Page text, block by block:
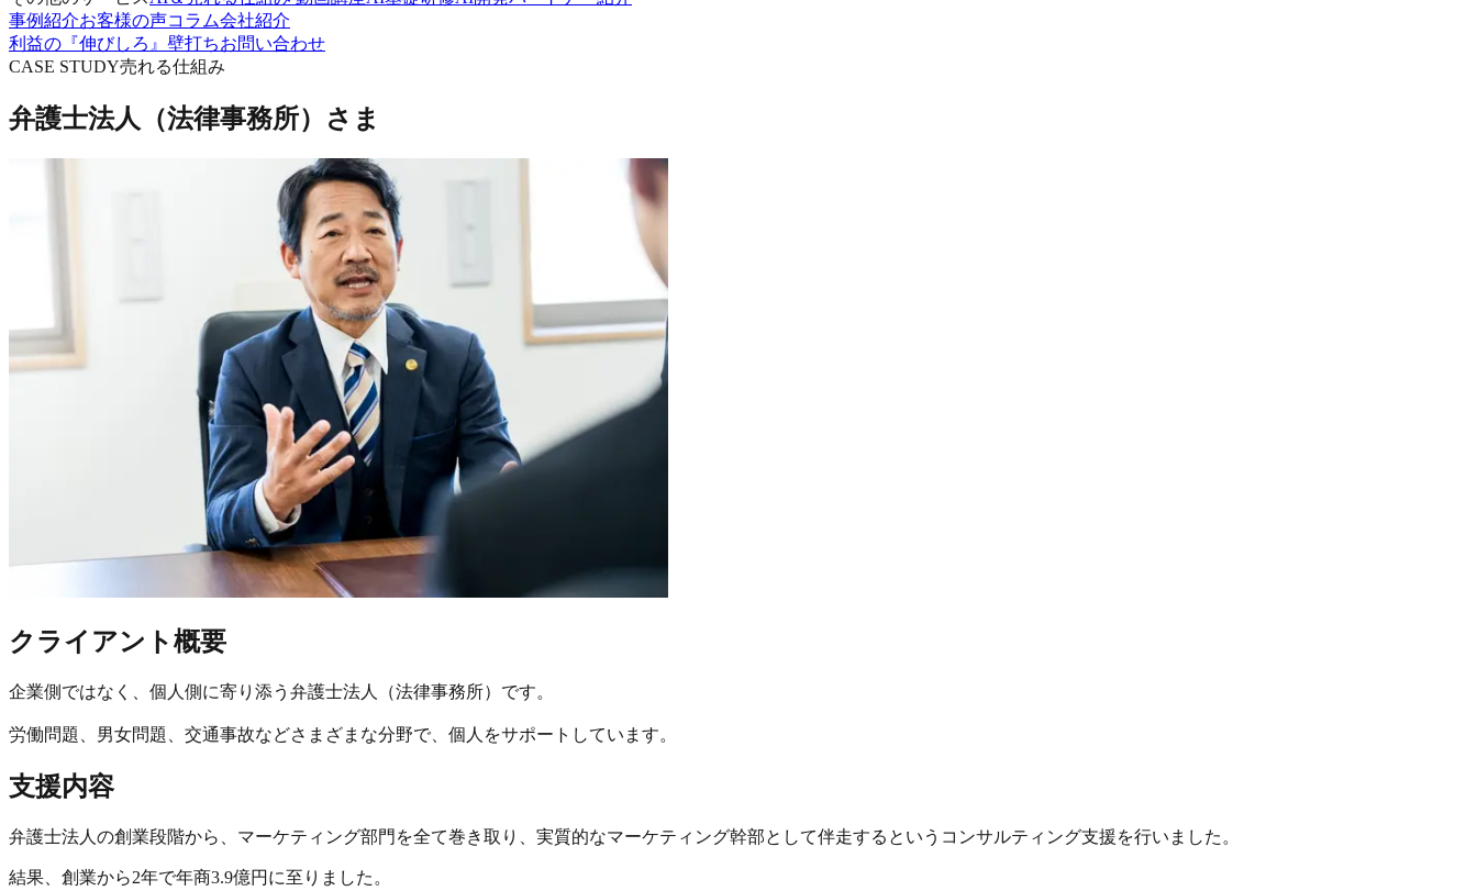
事例紹介お客様の声コラム会社紹介
利益の『伸びしろ』壁打ちお問い合わせ
CASE STUDY売れる仕組み
弁護士法人（法律事務所）さま
クライアント概要
企業側ではなく、個人側に寄り添う弁護士法人（法律事務所）です。
労働問題、男女問題、交通事故などさまざまな分野で、個人をサポートしています。
支援内容
弁護士法人の創業段階から、マーケティング部門を全て巻き取り、実質的なマーケティング幹部として伴走するというコンサルティング支援を行いました。
結果、創業から2年で年商3.9億円に至りました。